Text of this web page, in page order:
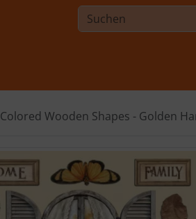
Colored Wooden Shapes - Golden